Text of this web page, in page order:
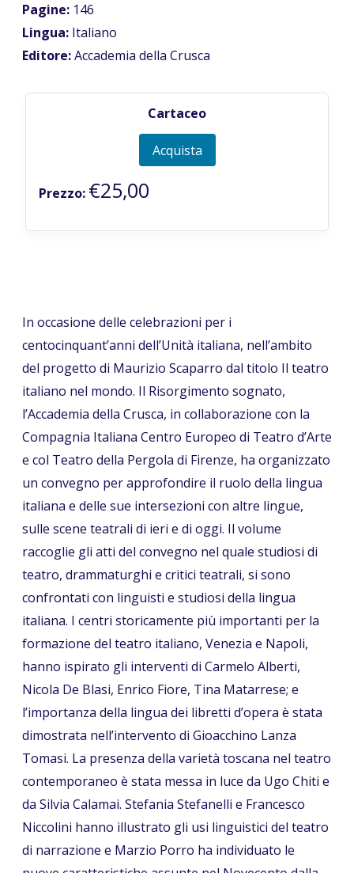
Pagine: 146
Lingua: Italiano
Editore:Accademia della Crusca
Cartaceo
Acquista
Prezzo: €25,00
In occasione delle celebrazioni per i
centocinquant’anni dell’Unità italiana, nell’ambito
del progetto di Maurizio Scaparro dal titolo Il teatro
italiano nel mondo. Il Risorgimento sognato,
l’Accademia della Crusca, in collaborazione con la
Compagnia Italiana Centro Europeo di Teatro d’Arte
e col Teatro della Pergola di Firenze, ha organizzato
un convegno per approfondire il ruolo della lingua
italiana e delle sue intersezioni con altre lingue,
sulle scene teatrali di ieri e di oggi. Il volume
raccoglie gli atti del convegno nel quale studiosi di
teatro, drammaturghi e critici teatrali, si sono
confrontati con linguisti e studiosi della lingua
italiana. I centri storicamente più importanti per la
formazione del teatro italiano, Venezia e Napoli,
hanno ispirato gli interventi di Carmelo Alberti,
Nicola De Blasi, Enrico Fiore, Tina Matarrese; e
l’importanza della lingua dei libretti d’opera è stata
dimostrata nell’intervento di Gioacchino Lanza
Tomasi. La presenza della varietà toscana nel teatro
contemporaneo è stata messa in luce da Ugo Chiti e
da Silvia Calamai. Stefania Stefanelli e Francesco
Niccolini hanno illustrato gli usi linguistici del teatro
di narrazione e Marzio Porro ha individuato le